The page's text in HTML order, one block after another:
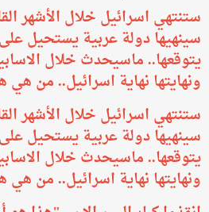
ستنتهي اسرائيل خلال الأشهر
سينهيها دولة عربية يستحيل
يتوقعها.. ماسيحدث خلال
ونهايتها نهاية اسرائيل.. من هي
ستنتهي اسرائيل خلال الأشهر
سينهيها دولة عربية يستحيل
يتوقعها.. ماسيحدث خلال
ونهايتها نهاية اسرائيل.. من هي